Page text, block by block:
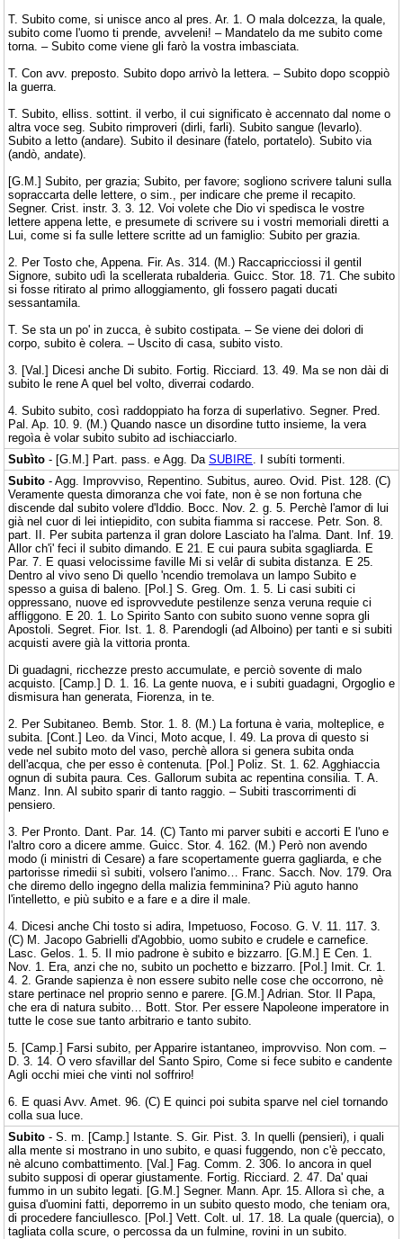
T. Subito come, si unisce anco al pres. Ar. 1. O mala dolcezza, la quale,
subito come l'uomo ti prende, avveleni! – Mandatelo da me subito come
torna. – Subito come viene gli farò la vostra imbasciata.
T. Con avv. preposto. Subito dopo arrivò la lettera. – Subito dopo scoppiò
la guerra.
T. Subito, elliss. sottint. il verbo, il cui significato è accennato dal nome o
altra voce seg. Subito rimproveri (dirli, farli). Subito sangue (levarlo).
Subito a letto (andare). Subito il desinare (fatelo, portatelo). Subito via
(andò, andate).
[G.M.] Subito, per grazia; Subito, per favore; sogliono scrivere taluni sulla
sopraccarta delle lettere, o sim., per indicare che preme il recapito.
Segner. Crist. instr. 3. 3. 12. Voi volete che Dio vi spedisca le vostre
lettere appena lette, e presumete di scrivere su i vostri memoriali diretti a
Lui, come si fa sulle lettere scritte ad un famiglio: Subito per grazia.
2. Per Tosto che, Appena. Fir. As. 314. (M.) Raccapricciossi il gentil
Signore, subito udì la scellerata rubalderia. Guicc. Stor. 18. 71. Che subito
si fosse ritirato al primo alloggiamento, gli fossero pagati ducati
sessantamila.
T. Se sta un po' in zucca, è subito costipata. – Se viene dei dolori di
corpo, subito è colera. – Uscito di casa, subito visto.
3. [Val.] Dicesi anche Di subito. Fortig. Ricciard. 13. 49. Ma se non dài di
subito le rene A quel bel volto, diverrai codardo.
4. Subito subito, così raddoppiato ha forza di superlativo. Segner. Pred.
Pal. Ap. 10. 9. (M.) Quando nasce un disordine tutto insieme, la vera
regoìa è volar subito subito ad ischiacciarlo.
Subìto - [G.M.] Part. pass. e Agg. Da SUBIRE . I subíti tormenti.
Subito - Agg. Improvviso, Repentino. Subitus, aureo. Ovid. Pist. 128. (C)
Veramente questa dimoranza che voi fate, non è se non fortuna che
discende dal subito volere d'Iddio. Bocc. Nov. 2. g. 5. Perchè l'amor di lui
già nel cuor di lei intiepidito, con subita fiamma si raccese. Petr. Son. 8.
part. II. Per subita partenza il gran dolore Lasciato ha l'alma. Dant. Inf. 19.
Allor ch'i' feci il subito dimando. E 21. E cui paura subita sgagliarda. E
Par. 7. E quasi velocissime faville Mi si velâr di subita distanza. E 25.
Dentro al vivo seno Di quello 'ncendio tremolava un lampo Subito e
spesso a guisa di baleno. [Pol.] S. Greg. Om. 1. 5. Li casi subiti ci
oppressano, nuove ed isprovvedute pestilenze senza veruna requie ci
affliggono. E 20. 1. Lo Spirito Santo con subito suono venne sopra gli
Apostoli. Segret. Fior. Ist. 1. 8. Parendogli (ad Alboino) per tanti e si subiti
acquisti avere già la vittoria pronta.
Di guadagni, ricchezze presto accumulate, e perciò sovente di malo
acquisto. [Camp.] D. 1. 16. La gente nuova, e i subiti guadagni, Orgoglio e
dismisura han generata, Fiorenza, in te.
2. Per Subitaneo. Bemb. Stor. 1. 8. (M.) La fortuna è varia, molteplice, e
subita. [Cont.] Leo. da Vinci, Moto acque, I. 49. La prova di questo si
vede nel subito moto del vaso, perchè allora si genera subita onda
dell'acqua, che per esso è contenuta. [Pol.] Poliz. St. 1. 62. Agghiaccia
ognun di subita paura. Ces. Gallorum subita ac repentina consilia. T. A.
Manz. Inn. Al subito sparir di tanto raggio. – Subiti trascorrimenti di
pensiero.
3. Per Pronto. Dant. Par. 14. (C) Tanto mi parver subiti e accorti E l'uno e
l'altro coro a dicere amme. Guicc. Stor. 4. 162. (M.) Però non avendo
modo (i ministri di Cesare) a fare scopertamente guerra gagliarda, e che
partorisse rimedii sì subiti, volsero l'animo… Franc. Sacch. Nov. 179. Ora
che diremo dello ingegno della malizia femminina? Più aguto hanno
l'intelletto, e più subito e a fare e a dire il male.
4. Dicesi anche Chi tosto si adira, Impetuoso, Focoso. G. V. 11. 117. 3.
(C) M. Jacopo Gabrielli d'Agobbio, uomo subito e crudele e carnefice.
Lasc. Gelos. 1. 5. Il mio padrone è subito e bizzarro. [G.M.] E Cen. 1.
Nov. 1. Era, anzi che no, subito un pochetto e bizzarro. [Pol.] Imit. Cr. 1.
4. 2. Grande sapienza è non essere subito nelle cose che occorrono, nè
stare pertinace nel proprio senno e parere. [G.M.] Adrian. Stor. Il Papa,
che era di natura subito… Bott. Stor. Per essere Napoleone imperatore in
tutte le cose sue tanto arbitrario e tanto subito.
5. [Camp.] Farsi subito, per Apparire istantaneo, improvviso. Non com. –
D. 3. 14. O vero sfavillar del Santo Spiro, Come si fece subito e candente
Agli occhi miei che vinti nol soffriro!
6. E quasi Avv. Amet. 96. (C) E quinci poi subita sparve nel ciel tornando
colla sua luce.
Subito - S. m. [Camp.] Istante. S. Gir. Pist. 3. In quelli (pensieri), i quali
alla mente si mostrano in uno subito, e quasi fuggendo, non c'è peccato,
nè alcuno combattimento. [Val.] Fag. Comm. 2. 306. Io ancora in quel
subito supposi di operar giustamente. Fortig. Ricciard. 2. 47. Da' quai
fummo in un subito legati. [G.M.] Segner. Mann. Apr. 15. Allora sì che, a
guisa d'uomini fatti, deporremo in un subito questo modo, che teniam ora,
di procedere fanciullesco. [Pol.] Vett. Colt. ul. 17. 18. La quale (quercia), o
tagliata colla scure, o percossa da un fulmine, rovini in un subito.